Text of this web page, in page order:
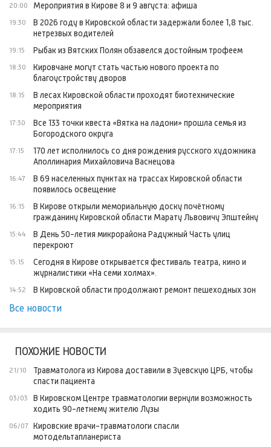
20:00 Мероприятия в Кирове 8 и 9 августа: афиша
19:30
В 2026 году в Кировской области задержали более 1,8 тыс.
нетрезвых водителей
19:15 Рыбак из Вятских Полян обзавелся достойным трофеем
18:30
Кировчане могут стать частью нового проекта по
благоустройству дворов
18:15
В лесах Кировской области проходят биотехнические
мероприятия
17:30
Все 133 точки квеста «Вятка на ладони» прошла семья из
Богородского округа
17:15
170 лет исполнилось со дня рождения русского художника
Аполлинария Михайловича Васнецова
16:47
В 69 населенных пунктах на трассах Кировской области
появилось освещение
16:15
В Кирове открыли мемориальную доску почётному
гражданину Кировской области Марату Львовичу Эпштейну
15:44
В День 50-летия микрорайона Радужный Часть улиц
перекроют
15:15
Сегодня в Кирове открывается фестиваль театра, кино и
журналистики «На семи холмах».
14:52 В Кировской области продолжают ремонт пешеходных зон
Все новости
ПОХОЖИЕ НОВОСТИ
21/10
Травматолога из Кирова доставили в Зуевскую ЦРБ, чтобы
спасти пациента
03/03
В Кировском Центре травматологии вернули возможность
ходить 90-летнему жителю Лузы
06/07 Кировские врачи-травматологи спасли
мотодельтапланериста